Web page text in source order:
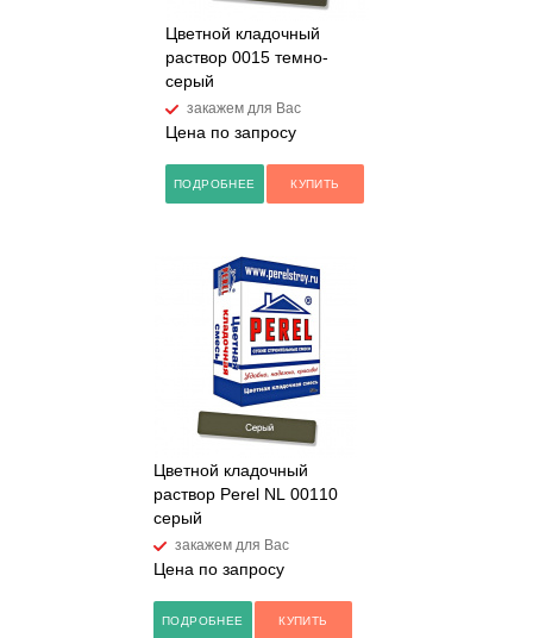
Цветной кладочный
раствор 0015 темно-
серый
закажем для Вас
Цена по запросу
ПОДРОБНЕЕ КУПИТЬ
Цветной кладочный
раствор Perel NL 00110
серый
закажем для Вас
Цена по запросу
ПОДРОБНЕЕ КУПИТЬ